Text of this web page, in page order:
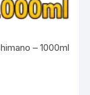
– 1000ml